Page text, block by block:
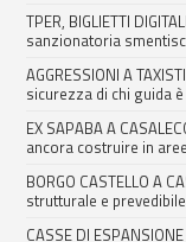
TPER, BIGLIETTI
sanzionatoria
AGGRESSIONI A
sicurezza di chi guida
EX SAPABA A
ancora costruire in
BORGO CASTELLO A
strutturale e prevedibile
CASSE DI